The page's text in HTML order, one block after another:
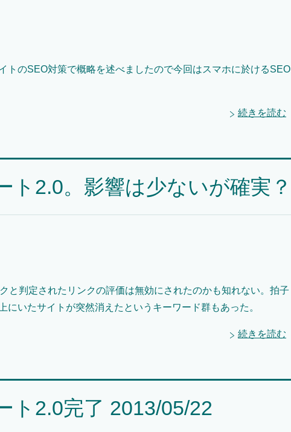
トのSEO対策で概略を述べましたので今回はスマホに於けるSEO
続きを読む
ト2.0。影響は少ないが確実？
と判定されたリンクの評価は無効にされたのかも知れない。拍子
いたサイトが突然消えたというキーワード群もあった。
続きを読む
ト2.0完了 2013/05/22